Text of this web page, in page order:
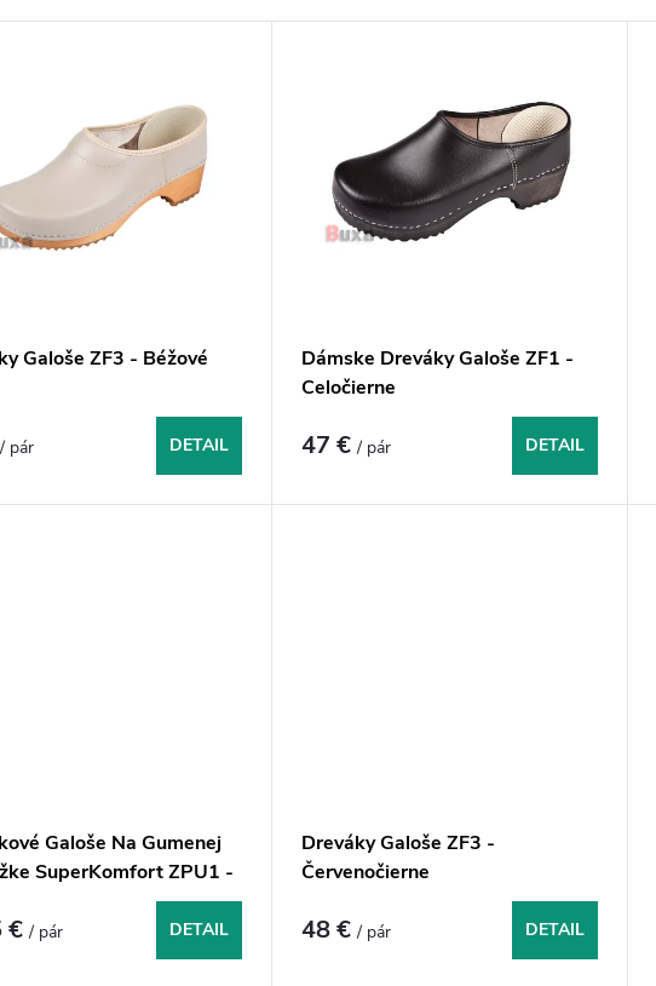
Galoše ZF3 - Béžové
/ pár DETAIL
Dámske Dreváky Galoše ZF1 -
Celočierne
47 €/ pár DETAIL
Galoše Na Gumenej
SuperKomfort ZPU1 -
€/ pár DETAIL
Dreváky Galoše ZF3 -
Červenočierne
48 €/ pár DETAIL